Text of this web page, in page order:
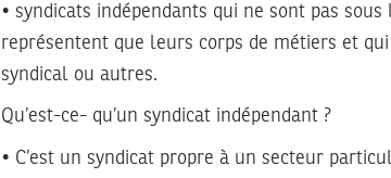
• syndicats indépendants qui ne sont pas
représentent que leurs corps de métiers et
syndical ou autres.
Qu’est-ce- qu’un syndicat indépendant ?
• C’est un syndicat propre à un secteur